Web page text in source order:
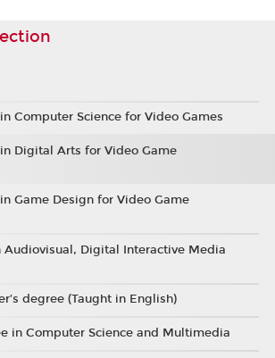
Computer Science for Video Games
in Digital Arts for Video Game
Game Design for Video Game
Audiovisual, Digital Interactive Media
degree (Taught in English)
in Computer Science and Multimedia